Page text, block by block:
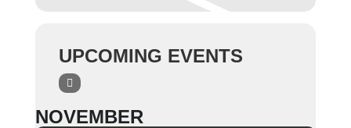
UPCOMING EVENTS
NOVEMBER